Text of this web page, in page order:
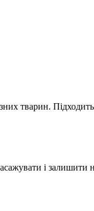
тварин.
і залишити